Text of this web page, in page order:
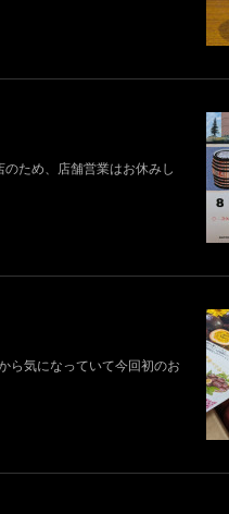
ため、店舗営業はお休みし
ら気になっていて今回初のお